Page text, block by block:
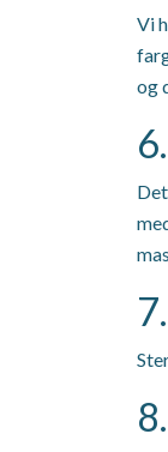
Vi
og